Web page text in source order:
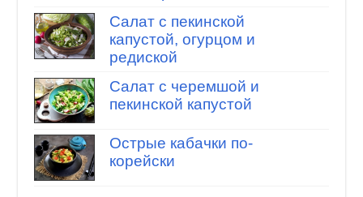
Салат с пекинской
капустой, огурцом и
редиской
Салат с черемшой и
пекинской капустой
Острые кабачки по-
корейски